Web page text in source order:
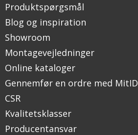
Produktspørgsmål
Blog og inspiration
Showroom
Montagevejledninger
Online kataloger
Gennemfør en ordre med MitID
CSR
Kvalitetsklasser
Producentansvar